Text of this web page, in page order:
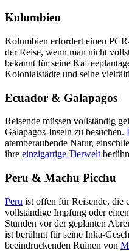
Kolumbien
Kolumbien erfordert einen
der Reise, wenn man nicht
bekannt für seine
Kolonialstädte und seine
Ecuador & Galapagos
Reisende müssen vollständig
Galapagos-Inseln zu besuchen.
atemberaubende Natur,
ihre einzigartige Tierwelt
Peru & Machu Picchu
Peru ist offen für Reisende, die
vollständige Impfung oder
Stunden vor der geplanten
ist berühmt für seine Inka-
beeindruckenden Ruinen von